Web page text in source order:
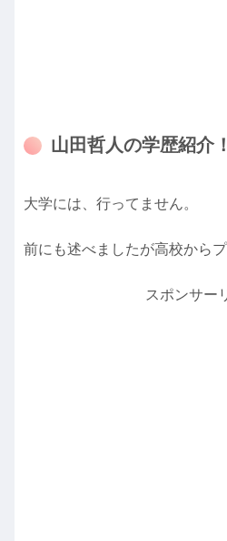
山田哲人の学歴紹介
大学には、行ってません。
前にも述べましたが高校から
スポンサー